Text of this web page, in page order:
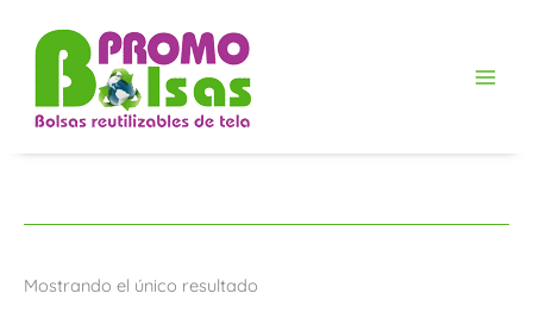
contenido
Mostrando el único resultado